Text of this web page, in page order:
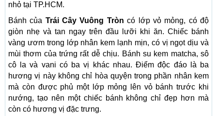
nhỏ tại TP.HCM.
Bánh của Trái Cây Vuông Tròn có lớp vỏ mỏng, có độ
giòn nhẹ và tan ngay trên đầu lưỡi khi ăn. Chiếc bánh
vàng ươm trong lớp nhân kem lạnh mịn, có vị ngọt dịu và
mùi thơm của trứng rất dễ chịu. Bánh su kem matcha, sô
cô la và vani có ba vị khác nhau. Điểm độc đáo là ba
hương vị này không chỉ hòa quyện trong phần nhân kem
mà còn được phủ một lớp mỏng lên vỏ bánh trước khi
nướng, tạo nên một chiếc bánh không chỉ đẹp hơn mà
còn có hương vị đặc trưng.